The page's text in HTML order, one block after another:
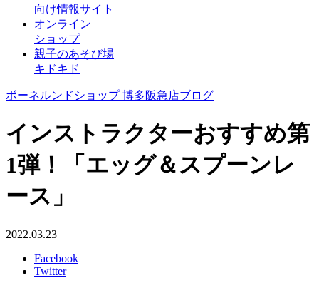
向け情報サイト
オンライン
ショップ
親子のあそび場
キドキド
ボーネルンドショップ 博多阪急店ブログ
インストラクターおすすめ第
1弾！「エッグ＆スプーンレ
ース」
2022.03.23
Facebook
Twitter